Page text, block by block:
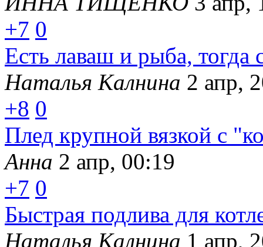
+7 0
Есть лаваш и рыба, тогда
Наталья Калнина 2 апр,
+8 0
Плед крупной вязкой с
Анна 2 апр, 00:19
+7 0
Быстрая подлива для
Наталья Калнина 1 апр,